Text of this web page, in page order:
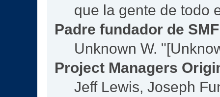
que la gente de todo
Padre fundador de SMF
Unknown W.
Project Managers
Jeff Lewis, Joseph